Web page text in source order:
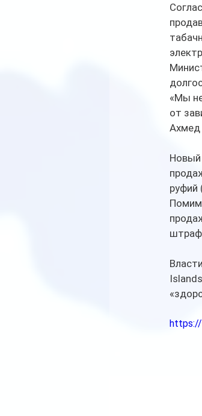
«Мы
от
Новый
руфий
штраф
https://